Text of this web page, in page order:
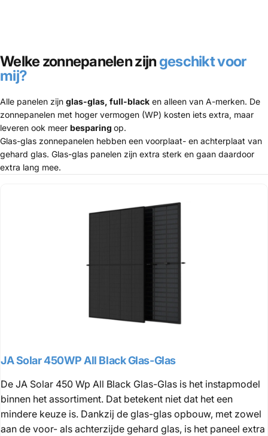
Welke zonnepanelen zijngeschikt voor
mij?
Alle panelen zijn glas-glas, full-black en alleen van A-merken. De
zonnepanelen met hoger vermogen (WP) kosten iets extra, maar
leveren ook meer besparing op.
Glas-glas zonnepanelen hebben een voorplaat- en achterplaat van
gehard glas. Glas-glas panelen zijn extra sterk en gaan daardoor
extra lang mee.
JA Solar 450WP All Black Glas-Glas
De JA Solar 450 Wp All Black Glas-Glas is het instapmodel
binnen het assortiment. Dat betekent niet dat het een
mindere keuze is. Dankzij de glas-glas opbouw, met zowel
aan de voor- als achterzijde gehard glas, is het paneel extra